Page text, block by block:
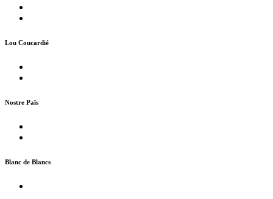
Lou Coucardié
Nostre Païs
Blanc de Blancs